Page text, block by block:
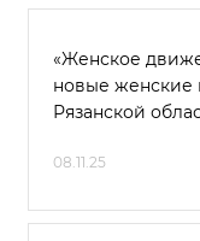
«Женское
новые женские
Рязанской
08.11.25